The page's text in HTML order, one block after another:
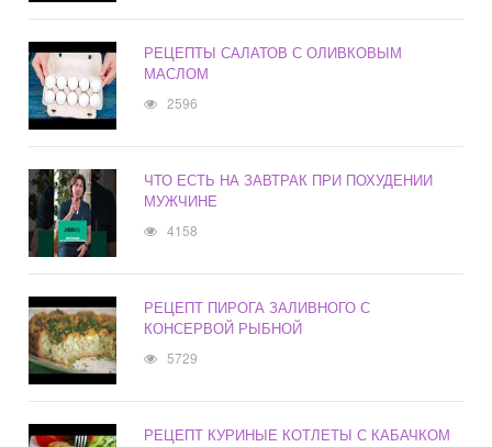
РЕЦЕПТЫ САЛАТОВ С ОЛИВКОВЫМ
МАСЛОМ
2596
ЧТО ЕСТЬ НА ЗАВТРАК ПРИ ПОХУДЕНИИ
МУЖЧИНЕ
4158
РЕЦЕПТ ПИРОГА ЗАЛИВНОГО С
КОНСЕРВОЙ РЫБНОЙ
5729
РЕЦЕПТ КУРИНЫЕ КОТЛЕТЫ С КАБАЧКОМ